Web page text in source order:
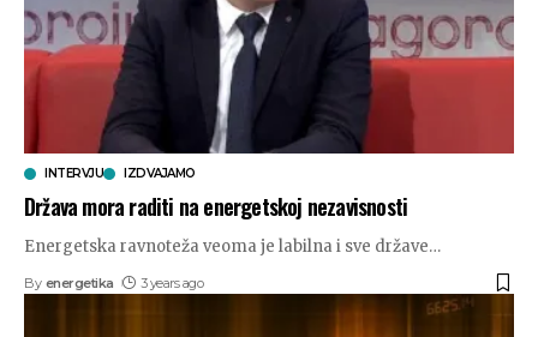
INTERVJU IZDVAJAMO
Država mora raditi na energetskoj nezavisnosti
Energetska ravnoteža veoma je labilna i sve države…
By energetika 3 years ago